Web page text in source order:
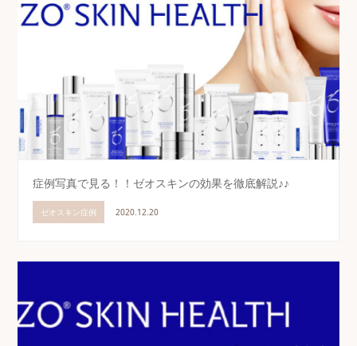
症例写真で見る！！ゼオスキンの効果を徹底解説♪♪
ゼオスキン症例 2020.12.20